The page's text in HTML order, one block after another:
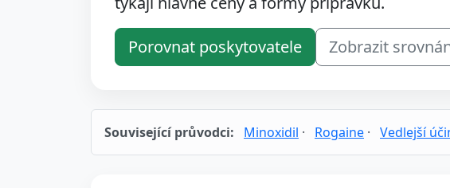
Porovnat poskytovatele Zobrazit
Související průvodci: Minoxidil · Rogaine · Vedlejší